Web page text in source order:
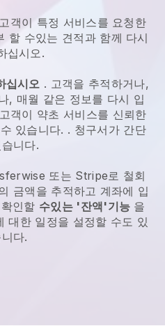
객이 특정 서비스를 요청한
할 수있는 견적과 함께 다시
십시오.
십시오 . 고객을 추적하거나,
, 매월 같은 정보를 다시 입
고객이 약초 서비스를 신뢰한
있습니다. . 청구서가 간단
니다.
또는 Stripe로 철회
금액을 추적하고 계좌에 입
인할 수있는 '잔액'기능 을
대한 일정을 설정할 수도 있
다.